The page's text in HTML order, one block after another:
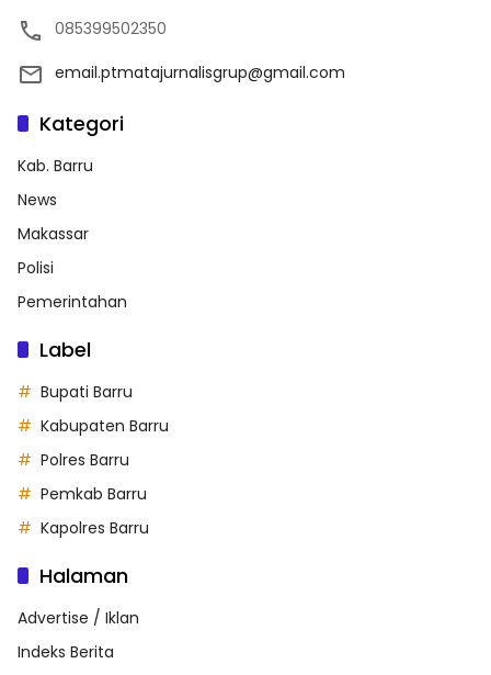
085399502350
email.ptmatajurnalisgrup@gmail.com
Kategori
Kab. Barru
News
Makassar
Polisi
Pemerintahan
Label
Bupati Barru
Kabupaten Barru
Polres Barru
Pemkab Barru
Kapolres Barru
Halaman
Advertise / Iklan
Indeks Berita